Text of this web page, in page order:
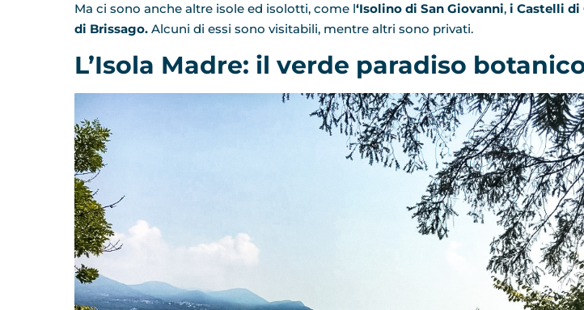
Ma ci sono anche altre isole ed isolotti, come l‘Isolino di San Giovanni, i Castelli di
di Brissago. Alcuni di essi sono visitabili, mentre altri sono privati.
L’Isola Madre: il verde paradiso